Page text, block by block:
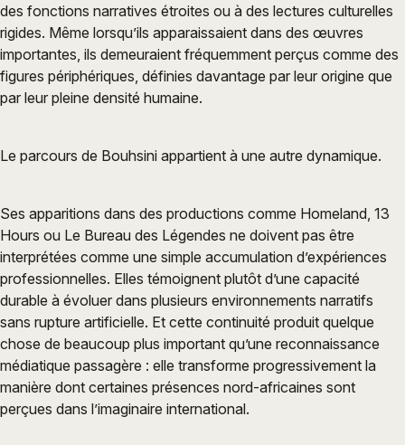
des fonctions narratives étroites ou à des lectures culturelles
rigides. Même lorsqu’ils apparaissaient dans des œuvres
importantes, ils demeuraient fréquemment perçus comme des
figures périphériques, définies davantage par leur origine que
par leur pleine densité humaine.
Le parcours de Bouhsini appartient à une autre dynamique.
Ses apparitions dans des productions comme Homeland, 13
Hours ou Le Bureau des Légendes ne doivent pas être
interprétées comme une simple accumulation d’expériences
professionnelles. Elles témoignent plutôt d’une capacité
durable à évoluer dans plusieurs environnements narratifs
sans rupture artificielle. Et cette continuité produit quelque
chose de beaucoup plus important qu’une reconnaissance
médiatique passagère : elle transforme progressivement la
manière dont certaines présences nord-africaines sont
perçues dans l’imaginaire international.